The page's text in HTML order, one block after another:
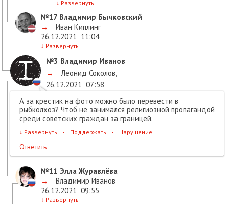
↓ Развернуть
№17 Владимир Бычковский
→
Иван Киплинг
26.12.2021 11:04
↓ Развернуть
№3 Владимир Иванов
→
Леонид Соколов
26.12.2021 07:58
А за крестик на фото можно было перевести в
рыбколхоз? Чтоб не занимался религиозной пропагандой
среди советских граждан за границей.
↓ Развернуть • Поддержать • Нарушение
Ответить
№11 Элла Журавлёва
→
Владимир Иванов
26.12.2021 09:55
↓ Развернуть